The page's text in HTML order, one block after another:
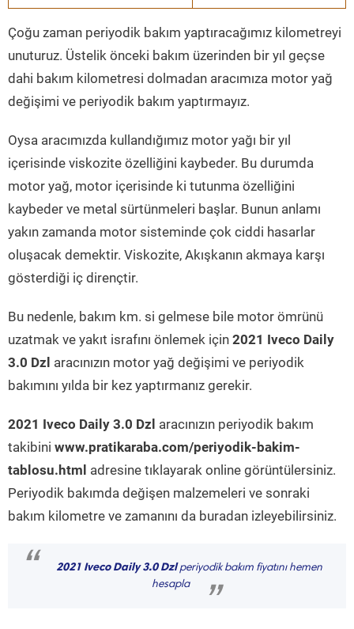
Çoğu zaman periyodik bakım yaptıracağımız kilometreyi
unuturuz. Üstelik önceki bakım üzerinden bir yıl geçse
dahi bakım kilometresi dolmadan aracımıza motor yağ
değişimi ve periyodik bakım yaptırmayız.
Oysa aracımızda kullandığımız motor yağı bir yıl
içerisinde viskozite özelliğini kaybeder. Bu durumda
motor yağ, motor içerisinde ki tutunma özelliğini
kaybeder ve metal sürtünmeleri başlar. Bunun anlamı
yakın zamanda motor sisteminde çok ciddi hasarlar
oluşacak demektir. Viskozite, Akışkanın akmaya karşı
gösterdiği iç dirençtir.
Bu nedenle, bakım km. si gelmese bile motor ömrünü
uzatmak ve yakıt israfını önlemek için 2021 Iveco Daily
3.0 Dzl aracınızın motor yağ değişimi ve periyodik
bakımını yılda bir kez yaptırmanız gerekir.
2021 Iveco Daily 3.0 Dzl aracınızın periyodik bakım
takibini www.pratikaraba.com/periyodik-bakim-
tablosu.html adresine tıklayarak online görüntülersiniz.
Periyodik bakımda değişen malzemeleri ve sonraki
bakım kilometre ve zamanını da buradan izleyebilirsiniz.
“ 2021 Iveco Daily 3.0 Dzlperiyodik bakım fiyatını hemen
hesapla
”